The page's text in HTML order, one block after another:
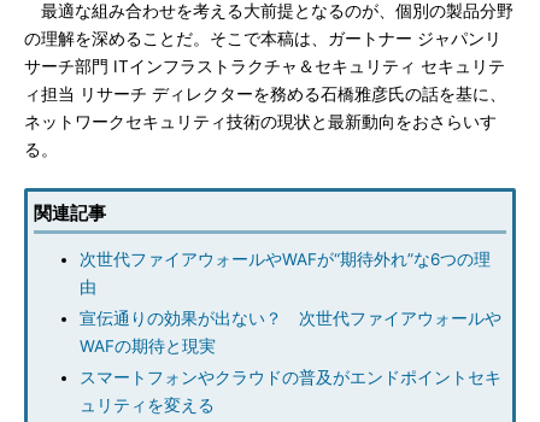
最適な組み合わせを考える大前提となるのが、個別の製品分野
の理解を深めることだ。そこで本稿は、ガートナー ジャパンリ
サーチ部門 ITインフラストラクチャ＆セキュリティ セキュリテ
ィ担当 リサーチ ディレクターを務める石橋雅彦氏の話を基に、
ネットワークセキュリティ技術の現状と最新動向をおさらいす
る。
関連記事
次世代ファイアウォールやWAFが“期待外れ”な6つの理
由
宣伝通りの効果が出ない？ 次世代ファイアウォールや
WAFの期待と現実
スマートフォンやクラウドの普及がエンドポイントセキ
ュリティを変える